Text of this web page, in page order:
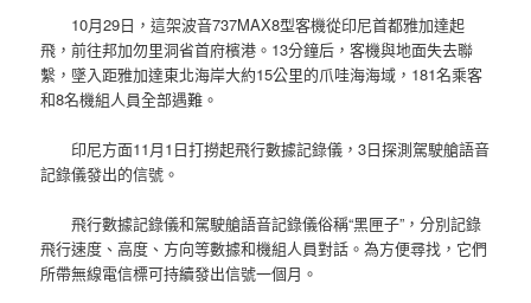
10月29日，這架波音737MAX8型客機從印尼首都雅加達起
飛，前往邦加勿里洞省首府檳港。13分鐘后，客機與地面失去聯
繫，墜入距雅加達東北海岸大約15公里的爪哇海海域，181名乘客
和8名機組人員全部遇難。
印尼方面11月1日打撈起飛行數據記錄儀，3日探測駕駛艙語音
記錄儀發出的信號。
飛行數據記錄儀和駕駛艙語音記錄儀俗稱“黑匣子”，分別記錄
飛行速度、高度、方向等數據和機組人員對話。為方便尋找，它們
所帶無線電信標可持續發出信號一個月。